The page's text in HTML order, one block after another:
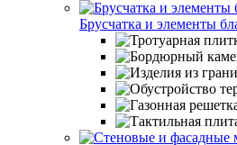
Брусчатка и элементы